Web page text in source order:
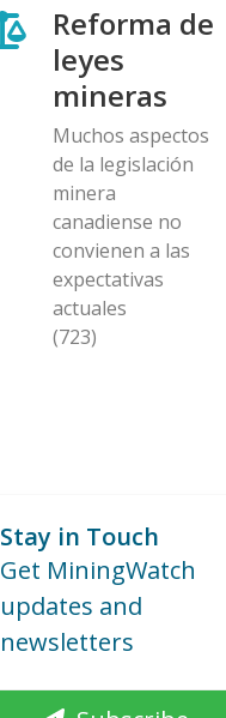
Reforma de
leyes
mineras
Muchos aspectos
de la legislación
minera
canadiense no
convienen a las
expectativas
actuales
(723)
Stay in Touch
Get MiningWatch
updates and
newsletters